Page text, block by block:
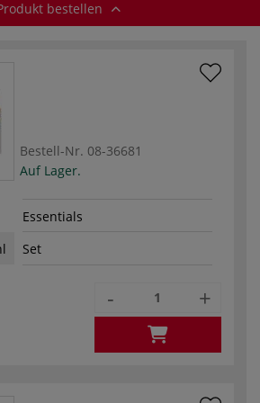
bestellen
Bestell-Nr. 08-36681
Auf Lager.
Essentials
Set
- +